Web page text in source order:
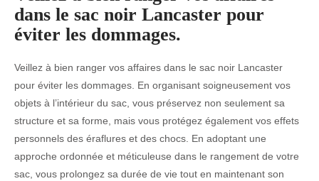
dans le sac noir Lancaster pour
éviter les dommages.
Veillez à bien ranger vos affaires dans le sac noir Lancaster
pour éviter les dommages. En organisant soigneusement vos
objets à l’intérieur du sac, vous préservez non seulement sa
structure et sa forme, mais vous protégez également vos effets
personnels des éraflures et des chocs. En adoptant une
approche ordonnée et méticuleuse dans le rangement de votre
sac, vous prolongez sa durée de vie tout en maintenant son